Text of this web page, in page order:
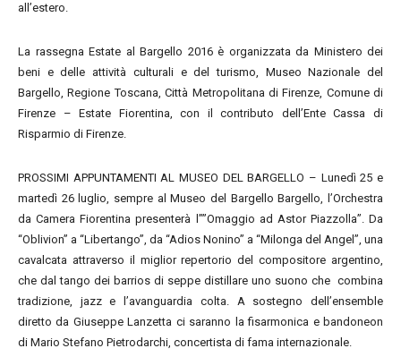
all’estero.
La rassegna Estate al Bargello 2016 è organizzata da Ministero dei
beni e delle attività culturali e del turismo, Museo Nazionale del
Bargello, Regione Toscana, Città Metropolitana di Firenze, Comune di
Firenze – Estate Fiorentina, con il contributo dell’Ente Cassa di
Risparmio di Firenze.
PROSSIMI APPUNTAMENTI AL MUSEO DEL BARGELLO – Lunedì 25 e
martedì 26 luglio, sempre al Museo del Bargello Bargello, l’Orchestra
da Camera Fiorentina presenterà l’’”Omaggio ad Astor Piazzolla”. Da
“Oblivion” a “Libertango”, da “Adios Nonino” a “Milonga del Angel”, una
cavalcata attraverso il miglior repertorio del compositore argentino,
che dal tango dei barrios di seppe distillare uno suono che combina
tradizione, jazz e l’avanguardia colta. A sostegno dell’ensemble
diretto da Giuseppe Lanzetta ci saranno la fisarmonica e bandoneon
di Mario Stefano Pietrodarchi, concertista di fama internazionale.